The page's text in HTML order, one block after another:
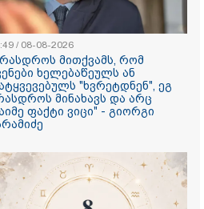
"არასდროს
ჩვენები
დატყვევებულს
არასდროს
რაიმე ფაქტი
/ 08-08-2026
მითქვამს, რომ
ხელებაწეულს ან
"ხვრეტდნენ", ეგ
მინახავს და არც
ფაქტი ვიცი" - გიორგი